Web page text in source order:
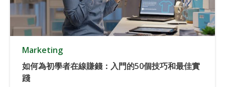
Marketing
如何為初學者在線賺錢：入門的50個技巧和最佳實
踐